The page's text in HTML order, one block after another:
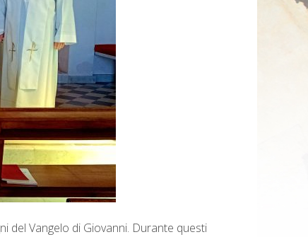
del Vangelo di Giovanni. Durante questi